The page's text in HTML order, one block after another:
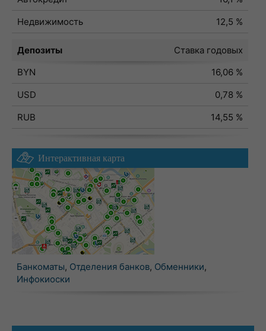
Недвижимость
12,5 %
Депозиты
Ставка годовых
BYN
16,06 %
USD
0,78 %
RUB
14,55 %
Интерактивная карта
Банкоматы, Отделения банков, Обменники,
Инфокиоски